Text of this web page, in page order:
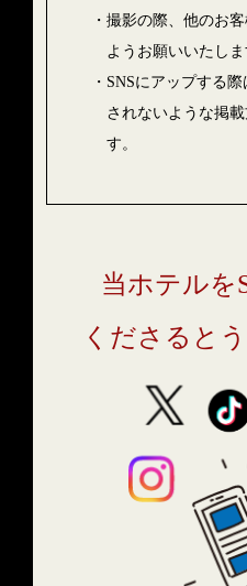
・撮影の際、他のお
ようお願いいたしま
・SNSにアップする
されないような掲
す。
当ホテルを
くださると